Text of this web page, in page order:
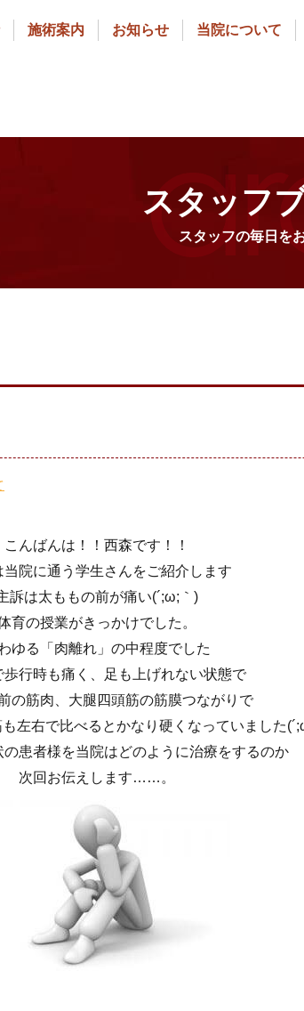
施術案内 お知らせ 当院について
スタッフ
スタッフの毎日を
こんばんは！！西森です！！
当院に通う学生さんをご紹介します
訴は太ももの前が痛い(´;ω;｀)
育の授業がきっかけでした。
ゆる「肉離れ」の中程度でした
歩行時も痛く、足も上げれない状態で
の筋肉、大腿四頭筋の筋膜つながりで
左右で比べるとかなり硬くなっていました
の患者様を当院はどのように治療をするのか
次回お伝えします……。